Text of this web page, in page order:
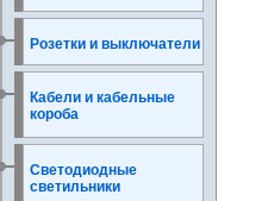
Розетки и выключатели
Кабели и кабельные
короба
Светодиодные
светильники